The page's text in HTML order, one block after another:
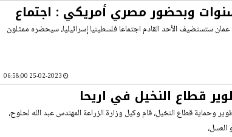
وبحضور مصري أمريكي : اجتماع
الأردن
ستستضيف الأحد القادم اجتماعا فلسطينيا إسرائيليا، سيحضره ممثلون
قطاع النخيل في اريحا
وحماية قطاع النخيل، قام وكيل وزارة الزراعة المهندس عبد الله لحلوح،
العسل،